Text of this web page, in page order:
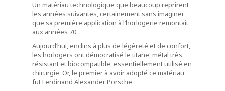
Un matériau technologique que beaucoup reprirent
les années suivantes, certainement sans imaginer
que sa première application à l’horlogerie remontait
aux années 70.
Aujourd’hui, enclins à plus de légèreté et de confort,
les horlogers ont démocratisé le titane, métal très
résistant et biocompatible, essentiellement utilisé en
chirurgie. Or, le premier à avoir adopté ce matériau
fut Ferdinand Alexander Porsche.